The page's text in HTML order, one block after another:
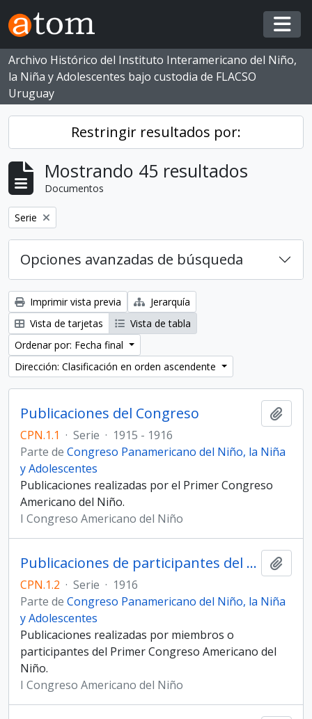
Skip to main content
Archivo Histórico del Instituto Interamericano del Niño,
la Niña y Adolescentes bajo custodia de FLACSO
Uruguay
Restringir resultados por:
Mostrando 45 resultados
Documentos
Eliminar filtro:
Serie
Opciones avanzadas de búsqueda
Imprimir vista previa
Jerarquía
Vista de tarjetas
Vista de tabla
Ordenar por: Fecha final
Dirección: Clasificación en orden ascendente
Publicaciones del Congreso
CPN.1.1 · Serie · 1915 - 1916
Parte de Congreso Panamericano del Niño, la Niña
y Adolescentes
Publicaciones realizadas por el Primer Congreso
Americano del Niño.
I Congreso Americano del Niño
Publicaciones de participantes del Congreso
CPN.1.2 · Serie · 1916
Parte de Congreso Panamericano del Niño, la Niña
y Adolescentes
Publicaciones realizadas por miembros o
participantes del Primer Congreso Americano del
Niño.
I Congreso Americano del Niño